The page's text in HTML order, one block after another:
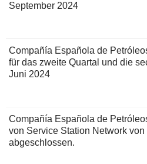
September 2024
Compañía Española de
für das zweite Quartal und die
Juni 2024
Compañía Española de
von Service Station Network von
abgeschlossen.